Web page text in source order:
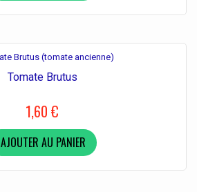
Tomate Brutus
1,60 €
AJOUTER AU PANIER